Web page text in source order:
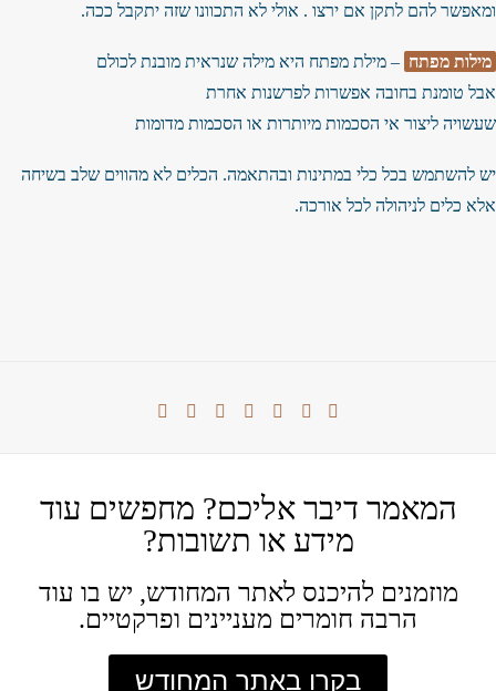
ומאפשר להם לתקן אם ירצו . אולי לא התכוונו שזה יתקבל ככה.
מילות מפתח – מילת מפתח היא מילה שנראית מובנת לכולם
אבל טומנת בחובה אפשרות לפרשנות אחרת
שעשויה ליצור אי הסכמות מיותרות או הסכמות מדומות
יש להשתמש בכל כלי במתינות ובהתאמה. הכלים לא מהווים שלב בשיחה
אלא כלים לניהולה לכל אורכה.
המאמר דיבר אליכם? מחפשים עוד
מידע או תשובות?
מוזמנים להיכנס לאתר המחודש, יש בו עוד
הרבה חומרים מעניינים ופרקטיים.
בקרו באתר המחודש